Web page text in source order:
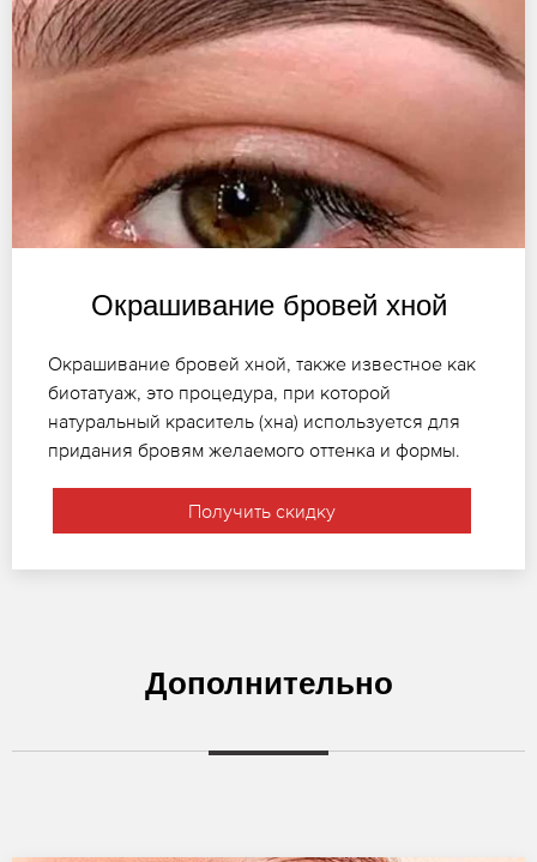
Окрашивание бровей хной
Окрашивание бровей хной, также известное как
биотатуаж, это процедура, при которой
натуральный краситель (хна) используется для
придания бровям желаемого оттенка и формы.
Получить скидку
Дополнительно